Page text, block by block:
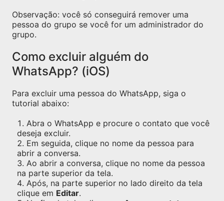
Observação: você só conseguirá remover uma
pessoa do grupo se você for um administrador do
grupo.
Como excluir alguém do
WhatsApp? (iOS)
Para excluir uma pessoa do WhatsApp, siga o
tutorial abaixo:
Abra o WhatsApp e procure o contato que você
deseja excluir.
Em seguida, clique no nome da pessoa para
abrir a conversa.
Ao abrir a conversa, clique no nome da pessoa
na parte superior da tela.
Após, na parte superior no lado direito da tela
clique em Editar.